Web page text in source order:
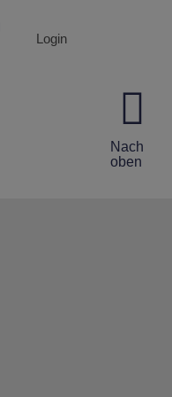
Login
Nach
oben